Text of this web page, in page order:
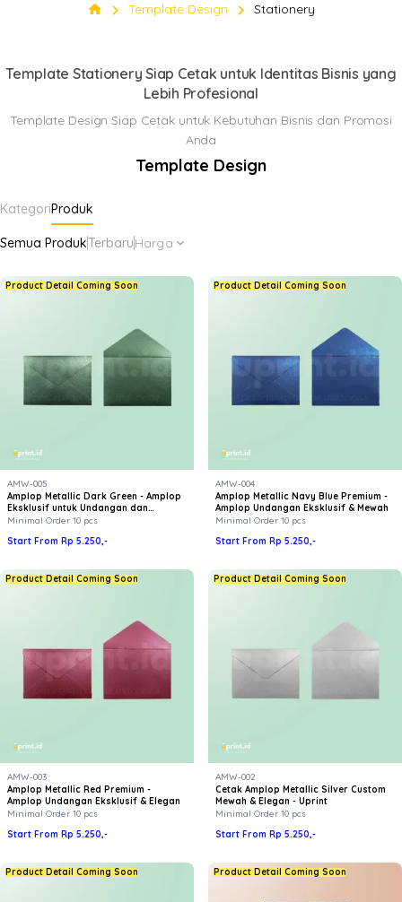
home chevron_right Template Design chevron_right Stationery
Stationery
Template Stationery Siap Cetak untuk Identitas Bisnis yang
Lebih Profesional
Template Design Siap Cetak untuk Kebutuhan Bisnis dan Promosi
Anda
Template Design
KategoriProduk
Semua ProdukTerbaruHarga expand_more
Product Detail Coming Soon
AMW-005
Amplop Metallic Dark Green - Amplop
Eksklusif untuk Undangan dan
Branding Bisnis
Minimal Order 10 pcs
Start From Rp 5.250,-
Product Detail Coming Soon
AMW-004
Amplop Metallic Navy Blue Premium -
Amplop Undangan Eksklusif & Mewah
Minimal Order 10 pcs
Start From Rp 5.250,-
Product Detail Coming Soon
AMW-003
Amplop Metallic Red Premium -
Amplop Undangan Eksklusif & Elegan
Minimal Order 10 pcs
Start From Rp 5.250,-
Product Detail Coming Soon
AMW-002
Cetak Amplop Metallic Silver Custom
Mewah & Elegan - Uprint
Minimal Order 10 pcs
Start From Rp 5.250,-
Product Detail Coming Soon Product Detail Coming Soon